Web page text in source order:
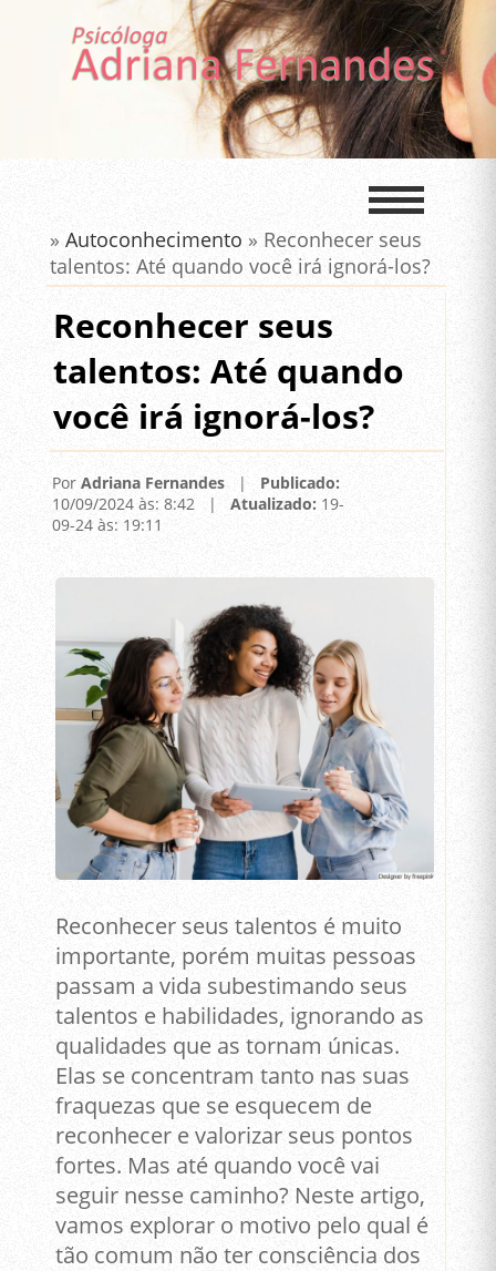
»Autoconhecimento » Reconhecer seus
talentos: Até quando você irá ignorá-los?
Reconhecer seus
talentos: Até quando
você irá ignorá-los?
Por Adriana Fernandes| Publicado:
10/09/2024 às: 8:42 | Atualizado: 19-
09-24 às: 19:11
Reconhecer seus talentos é muito
importante, porém muitas pessoas
passam a vida subestimando seus
talentos e habilidades, ignorando as
qualidades que as tornam únicas.
Elas se concentram tanto nas suas
fraquezas que se esquecem de
reconhecer e valorizar seus pontos
fortes. Mas até quando você vai
seguir nesse caminho? Neste artigo,
vamos explorar o motivo pelo qual é
tão comum não ter consciência dos